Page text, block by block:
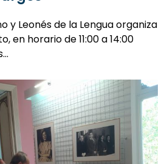
y Leonés de la Lengua organiza
en horario de 11:00 a 14:00